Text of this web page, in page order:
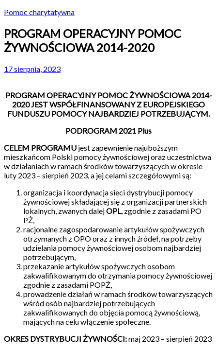
Pomoc charytatywna
PROGRAM OPERACYJNY POMOC
ŻYWNOŚCIOWA 2014-2020
17 sierpnia, 2023
PROGRAM OPERACYJNY POMOC ŻYWNOŚCIOWA 2014-
2020JEST WSPÓŁFINANSOWANY Z EUROPEJSKIEGO
FUNDUSZU POMOCY NAJBARDZIEJ POTRZEBUJĄCYM.
PODROGRAM 2021 Plus
CELEM PROGRAMU jest zapewnienie najuboższym
mieszkańcom Polski pomocy żywnościowej oraz uczestnictwa
w działaniach w ramach środków towarzyszących w okresie
luty 2023 – sierpień 2023, a jej celami szczegółowymi są:
organizacja i koordynacja sieci dystrybucji pomocy
żywnościowej składającej się z organizacji partnerskich
lokalnych, zwanych dalejOPL, zgodnie z zasadami PO
PŻ,
racjonalne zagospodarowanie artykułów spożywczych
otrzymanych z OPO oraz z innych źródeł, na potrzeby
udzielania pomocy żywnościowej osobom najbardziej
potrzebującym,
przekazanie artykułów spożywczych osobom
zakwalifikowanym do otrzymania pomocy żywnościowej
zgodnie z zasadami POPŻ,
prowadzenie działań w ramach środków towarzyszących
wśród osób najbardziej potrzebujących
zakwalifikowanych do objęcia pomocą żywnościową,
mających na celu włączenie społeczne.
OKRES DYSTRYBUCJI ŻYWNOŚCI:maj 2023 – sierpień 2023